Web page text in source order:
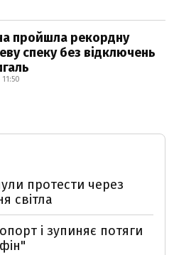
пройшла рекордну
спеку без відключень
протести через
світла
і зупиняє потяги